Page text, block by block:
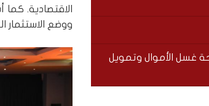
غسل الأموال وتمويل
الاقتصادية.
ووضع الاستثمار